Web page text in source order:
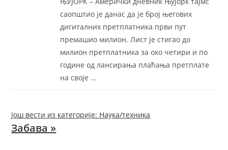
саопштио је данас да је број његових
дигиталних претплатника први пут
премашио милион. Лист је стигао до
милион претплатника за око четири и по
године од лансирања плаћања претплате
на своје …
Још вести из категорије: Наука/техника
Забава »